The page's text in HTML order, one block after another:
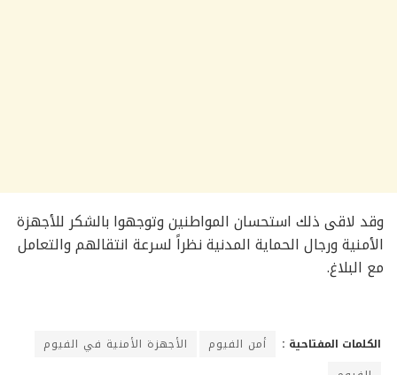
وقد لاقى ذلك استحسان المواطنين وتوجهوا بالشكر للأجهزة
الأمنية ورجال الحماية المدنية نظراً لسرعة انتقالهم والتعامل
مع البلاغ.
الكلمات المفتاحية : أمن الفيوم
الأجهزة الأمنية في الفيوم